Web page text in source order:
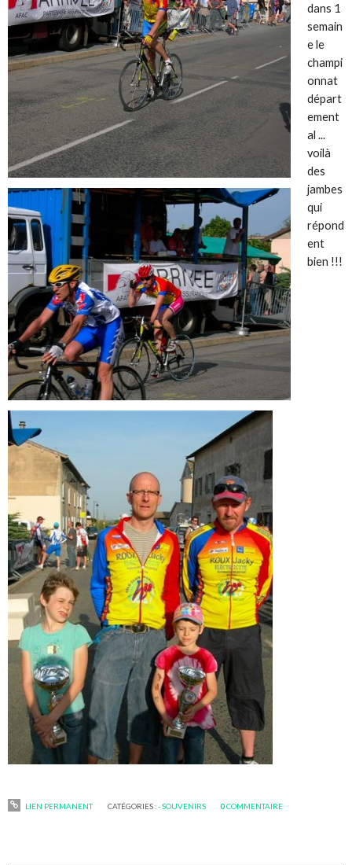
dans 1
semain
e le
champi
onnat
départ
ement
al ...
voilà
des
jambes
qui
répond
ent
bien !!!
LIEN PERMANENT CATÉGORIES :- SOUVENIRS 0COMMENTAIRE